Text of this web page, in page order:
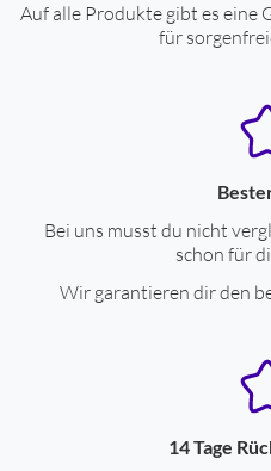
Auf alle Produkte gibt es eine
für
Bei uns musst du nicht
schon für
Wir garantieren dir den
14 Tage